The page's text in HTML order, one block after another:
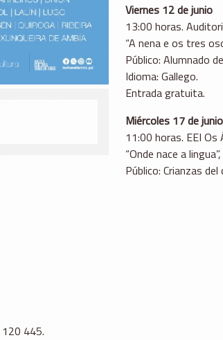
Viernes 12 de junio
13:00 horas.
“A nena e os tres
Público: Alumnado
Idioma: Gallego.
Entrada gratuita.
Miércoles 17 de junio
11:00 horas. EEI Os
“Onde nace a
Público: Crianzas
445.